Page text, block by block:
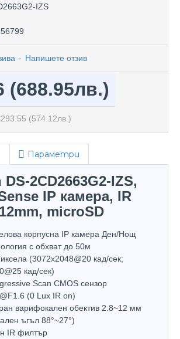
IZS
- Напишете отзив
(688.95лв.)
(574.12лв.)
Параметри
2CD2663G2-IZS,
IP камера, IR
microSD
корпусна IP камера Ден/Нощ
с обхват до 50м
(3072x2048@20 кад/сек;
кад/сек)
Scan CMOS сензор
(0 Lux IR on)
варифокален обектив 2.8~12 мм
ъгъл 88°~27°)
IR филтър